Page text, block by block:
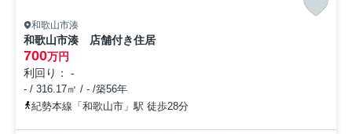
和歌山市湊
和歌山市湊 店舗付き住居
700万円
利回り： -
- / 316.17㎡ / - /築56年
紀勢本線「和歌山市」駅 徒歩28分